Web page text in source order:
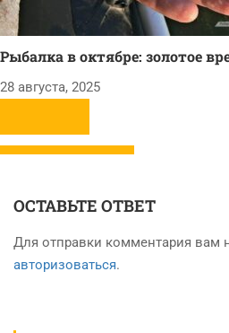
Рыбалка в октябре: золотое
28 августа, 2025
ОСТАВЬТЕ ОТВЕТ
Для отправки комментария вам
авторизоваться.